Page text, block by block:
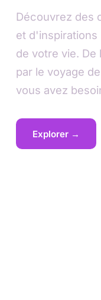
Découvrez des
et d'inspirations
de votre vie. De
par le voyage
vous avez
Explorer →